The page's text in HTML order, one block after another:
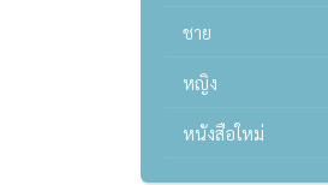
ชาย
หญิง
หนังสือใหม่